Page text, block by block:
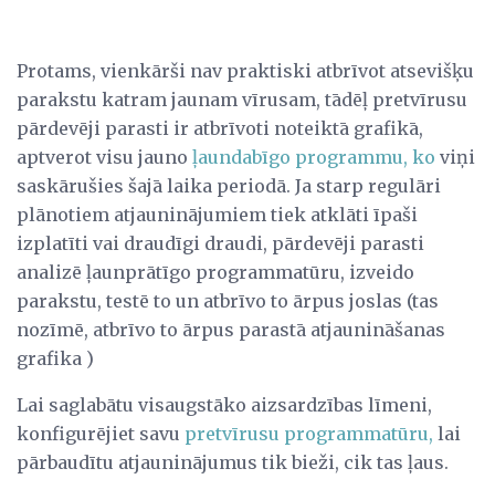
Protams, vienkārši nav praktiski atbrīvot atsevišķu
parakstu katram jaunam vīrusam, tādēļ pretvīrusu
pārdevēji parasti ir atbrīvoti noteiktā grafikā,
aptverot visu jauno ļaundabīgo programmu, ko viņi
saskārušies šajā laika periodā. Ja starp regulāri
plānotiem atjauninājumiem tiek atklāti īpaši
izplatīti vai draudīgi draudi, pārdevēji parasti
analizē ļaunprātīgo programmatūru, izveido
parakstu, testē to un atbrīvo to ārpus joslas (tas
nozīmē, atbrīvo to ārpus parastā atjaunināšanas
grafika )
Lai saglabātu visaugstāko aizsardzības līmeni,
konfigurējiet savu pretvīrusu programmatūru, lai
pārbaudītu atjauninājumus tik bieži, cik tas ļaus.